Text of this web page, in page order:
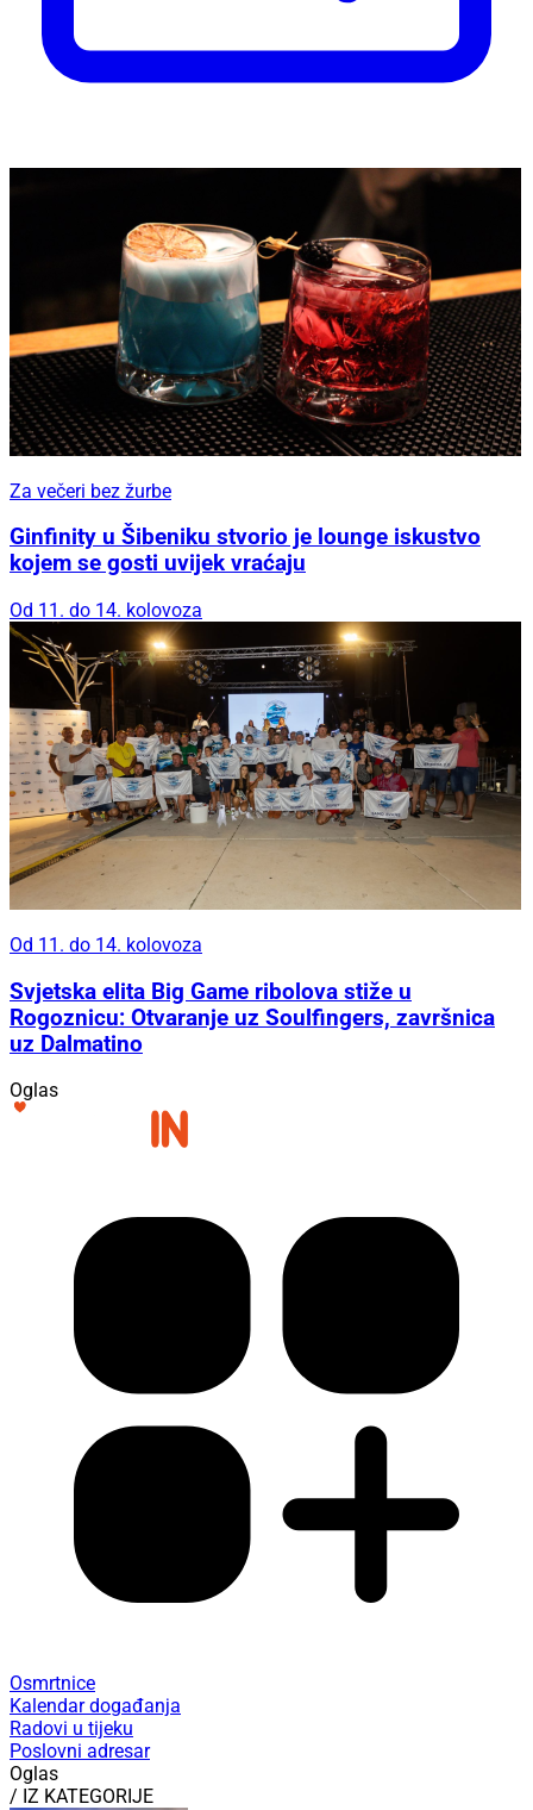
Za večeri bez žurbe
Ginfinity u Šibeniku stvorio je lounge iskustvo
kojem se gosti uvijek vraćaju
Od 11. do 14. kolovoza
Od 11. do 14. kolovoza
Svjetska elita Big Game ribolova stiže u
Rogoznicu: Otvaranje uz Soulfingers, završnica
uz Dalmatino
Oglas
Osmrtnice
Kalendar događanja
Radovi u tijeku
Poslovni adresar
Oglas
/ IZ KATEGORIJE